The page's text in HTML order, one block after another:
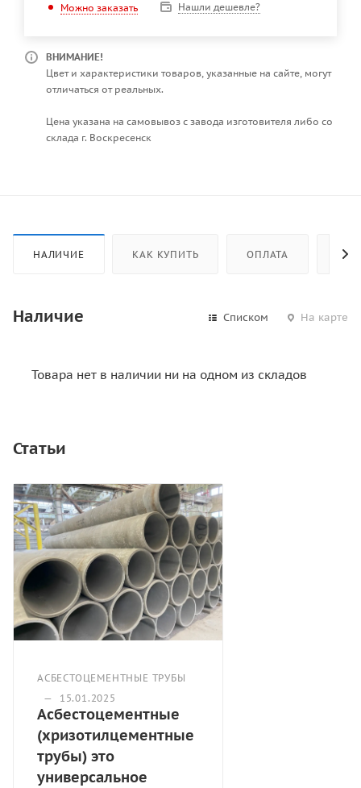
Можно заказать Нашли дешевле?
ВНИМАНИЕ!
Цвет и характеристики товаров, указанные на сайте, могут
отличаться от реальных.
Цена указана на самовывоз с завода изготовителя либо со
склада г. Воскресенск
НАЛИЧИЕ КАК КУПИТЬ ОПЛАТА
Наличие Списком На карте
Товара нет в наличии ни на одном из складов
Статьи
АСБЕСТОЦЕМЕНТНЫЕ ТРУБЫ
—
15.01.2025
Асбестоцементные
(хризотилцементные
трубы) это
универсальное